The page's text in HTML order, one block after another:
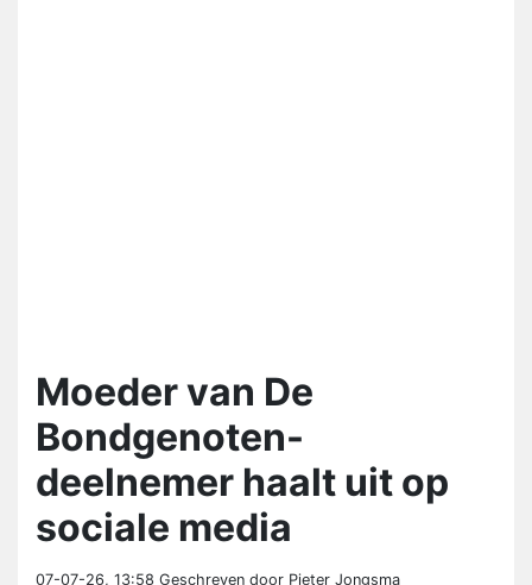
Moeder van De
Bondgenoten-
deelnemer haalt uit op
sociale media
07-07-26, 13:58 Geschreven door Pieter Jongsma